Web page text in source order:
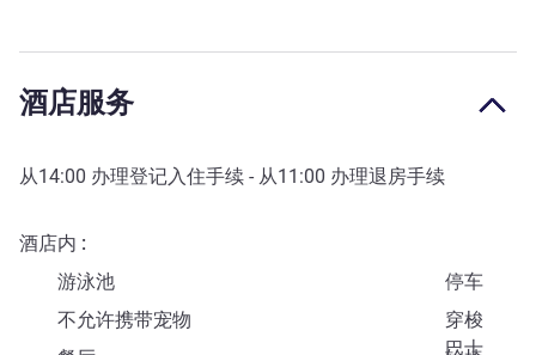
酒店服务
从14:00 办理登记入住手续 - 从11:00 办理退房手续
酒店内
游泳池
停车
不允许携带宠物
穿梭
巴士